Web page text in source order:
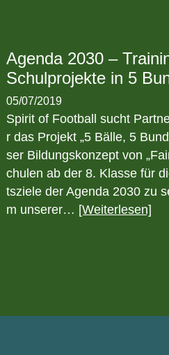
Agenda 2030 –
Schulprojekte in 5
05/07/2019
Spirit of Football sucht
r das Projekt „5 Bälle, 5
ser Bildungskonzept von
chulen ab der 8. Klasse für
tsziele der Agenda 2030 zu
m unserer… [Weiterlesen]